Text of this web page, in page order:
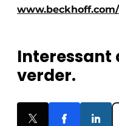
Interessant
verder.